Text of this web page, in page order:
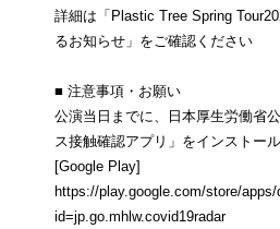
詳細は「Plastic Tree Spring
るお知らせ」をご確認ください
■ 注意事項・お願い
公演当日までに、日本厚生労働省
ス接触確認アプリ」をインストー
[Google Play]
https://play.google.com/store/apps/
id=jp.go.mhlw.covid19radar